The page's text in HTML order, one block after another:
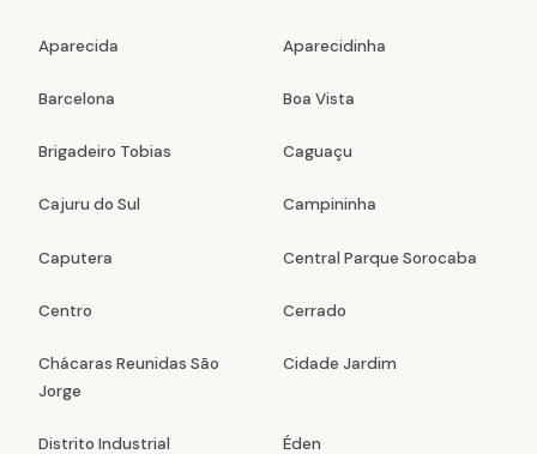
Aparecida Aparecidinha
Barcelona Boa Vista
Brigadeiro Tobias Caguaçu
Cajuru do Sul Campininha
Caputera Central Parque Sorocaba
Centro Cerrado
Chácaras Reunidas São
Jorge
Cidade Jardim
Distrito Industrial Éden